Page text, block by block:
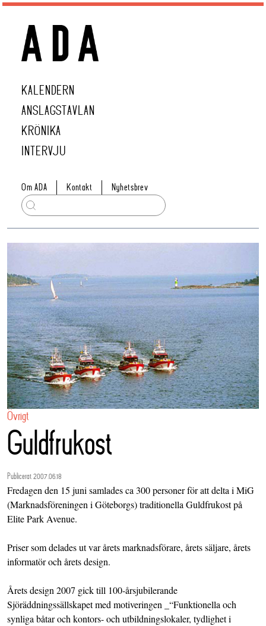
KALENDERN
ANSLAGSTAVLAN
KRÖNIKA
INTERVJU
Om ADA Kontakt Nyhetsbrev
Övrigt
Guldfrukost
Publicerat 2007.06.18
Fredagen den 15 juni samlades ca 300 personer för att delta i MiG
(Marknadsföreningen i Göteborgs) traditionella Guldfrukost på
Elite Park Avenue.
Priser som delades ut var årets marknadsförare, årets säljare, årets
informatör och årets design.
Årets design 2007 gick till 100-årsjubilerande
Sjöräddningssällskapet med motiveringen _“Funktionella och
synliga båtar och kontors- och utbildningslokaler, tydlighet i